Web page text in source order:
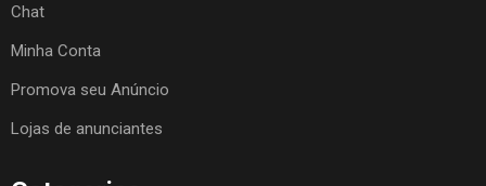
Chat
Minha Conta
Promova seu Anúncio
Lojas de anunciantes